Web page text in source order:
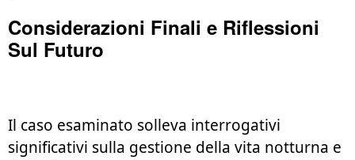
Considerazioni Finali e Riflessioni
Sul Futuro
Il caso esaminato solleva interrogativi
significativi sulla gestione della vita notturna e